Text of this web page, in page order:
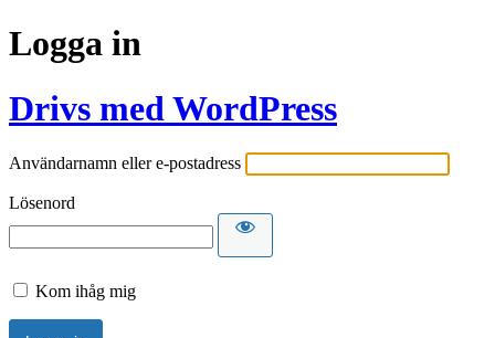
Logga in
Drivs med WordPress
Användarnamn eller e-postadress
Lösenord
Kom ihåg mig